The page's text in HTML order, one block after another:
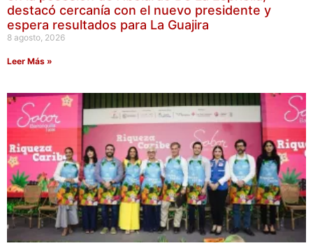
destacó cercanía con el nuevo presidente y
espera resultados para La Guajira
8 agosto, 2026
Leer Más »